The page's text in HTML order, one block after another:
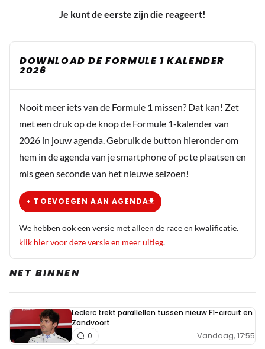
Je kunt de eerste zijn die reageert!
DOWNLOAD DE FORMULE 1 KALENDER
2026
Nooit meer iets van de Formule 1 missen? Dat kan! Zet
met een druk op de knop de Formule 1-kalender van
2026 in jouw agenda. Gebruik de button hieronder om
hem in de agenda van je smartphone of pc te plaatsen en
mis geen seconde van het nieuwe seizoen!
+ TOEVOEGEN AAN AGENDA
We hebben ook een versie met alleen de race en kwalificatie.
klik hier voor deze versie en meer uitleg.
NET BINNEN
Leclerc trekt parallellen tussen nieuw F1-circuit en
Zandvoort
Vandaag, 17:55
0